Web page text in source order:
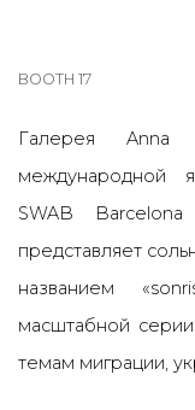
BOOTH 17
Галерея
международной
SWAB
представляет
названием
масштабной
темам миграции,